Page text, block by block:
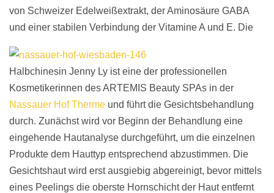
von Schweizer Edelweißextrakt, der Aminosäure GABA
und einer stabilen Verbindung der Vitamine A und E. Die
Halbchinesin Jenny Ly ist eine der professionellen
Kosmetikerinnen des ARTEMIS Beauty SPAs in der
Nassauer Hof Therme und führt die Gesichtsbehandlung
durch. Zunächst wird vor Beginn der Behandlung eine
eingehende Hautanalyse durchgeführt, um die einzelnen
Produkte dem Hauttyp entsprechend abzustimmen. Die
Gesichtshaut wird erst ausgiebig abgereinigt, bevor mittels
eines Peelings die oberste Hornschicht der Haut entfernt